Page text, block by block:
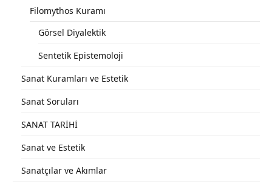
Filomythos Kuramı
Görsel Diyalektik
Sentetik Epistemoloji
Sanat Kuramları ve Estetik
Sanat Soruları
SANAT TARİHİ
Sanat ve Estetik
Sanatçılar ve Akımlar